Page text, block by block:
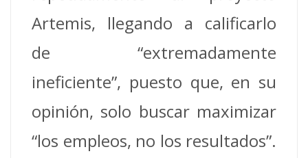
Artemis, llegando a calificarlo
de “extremadamente
ineficiente”, puesto que, en su
opinión, solo buscar maximizar
“los empleos, no los resultados”.